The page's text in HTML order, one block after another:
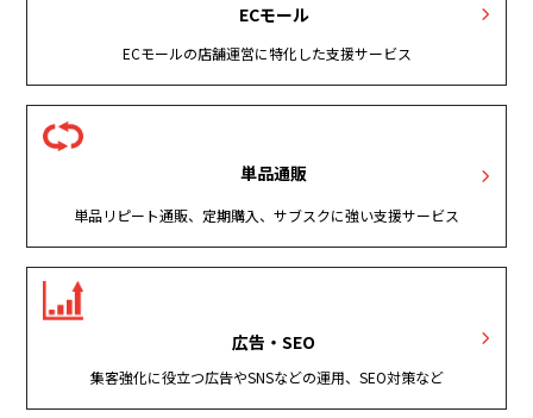
ECモール
ECモールの店舗運営に特化した支援サービス
単品通販
単品リピート通販、定期購入、サブスクに強い支援サービス
広告・SEO
集客強化に役立つ広告やSNSなどの運用、SEO対策など